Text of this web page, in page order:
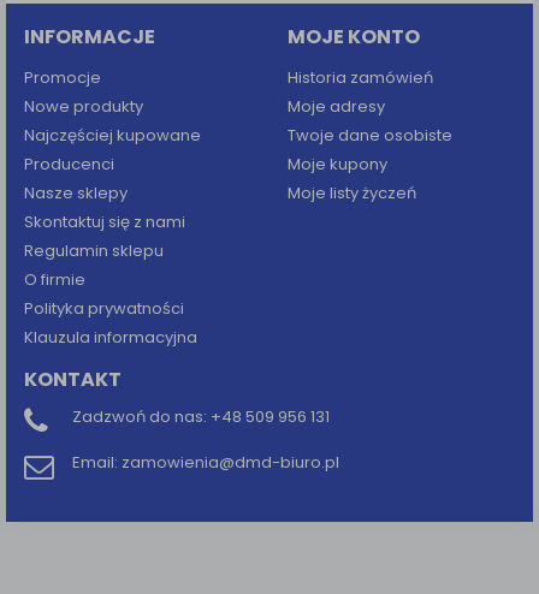
INFORMACJE
Promocje
Nowe produkty
Najczęściej kupowane
Producenci
Nasze sklepy
Skontaktuj się z nami
Regulamin sklepu
O firmie
Polityka prywatności
Klauzula informacyjna
MOJE KONTO
Historia zamówień
Moje adresy
Twoje dane osobiste
Moje kupony
Moje listy życzeń
KONTAKT
Zadzwoń do nas: +48 509 956 131
Email: zamowienia@dmd-biuro.pl